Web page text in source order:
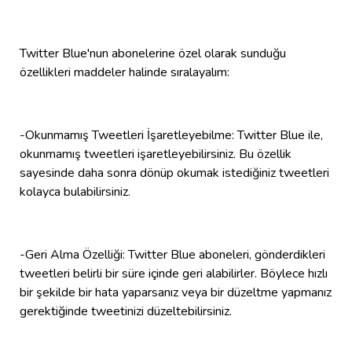
Twitter Blue'nun abonelerine özel olarak sunduğu
özellikleri maddeler halinde sıralayalım:
-Okunmamış Tweetleri İşaretleyebilme: Twitter Blue ile,
okunmamış tweetleri işaretleyebilirsiniz. Bu özellik
sayesinde daha sonra dönüp okumak istediğiniz tweetleri
kolayca bulabilirsiniz.
-Geri Alma Özelliği: Twitter Blue aboneleri, gönderdikleri
tweetleri belirli bir süre içinde geri alabilirler. Böylece hızlı
bir şekilde bir hata yaparsanız veya bir düzeltme yapmanız
gerektiğinde tweetinizi düzeltebilirsiniz.